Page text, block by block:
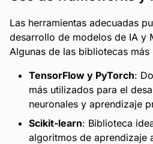
Las herramientas adecuadas
desarrollo de modelos de IA y
Algunas de las bibliotecas
TensorFlow y PyTorch:
más utilizados para el
neuronales y aprendizaje
Scikit-learn: Biblioteca
algoritmos de aprendizaje